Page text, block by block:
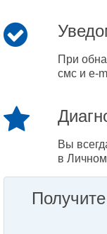
При
смс и e-
Вы
в